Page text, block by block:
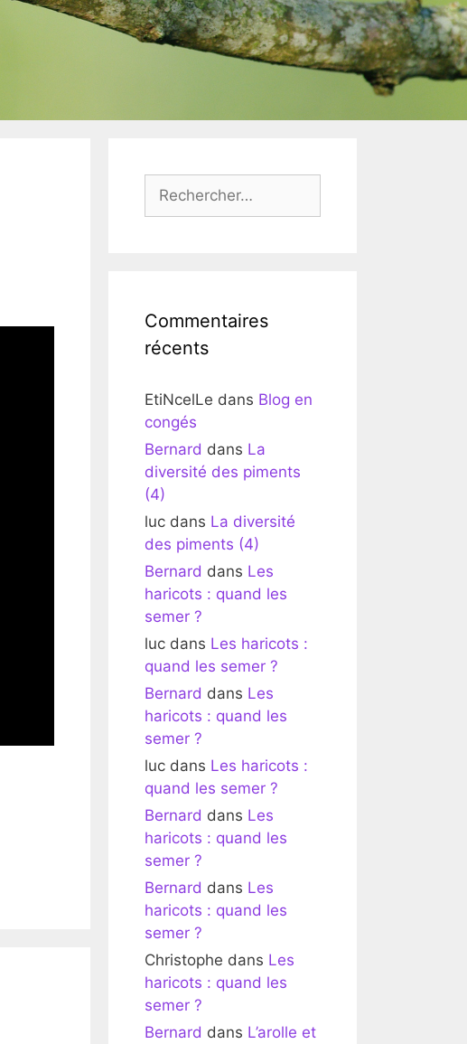
Commentaires
récents
EtiNcelLe dans Blog en
congés
Bernard dans La
diversité des piments
(4)
luc dans La diversité
des piments (4)
Bernard dans Les
haricots : quand les
semer ?
luc dans Les haricots :
quand les semer ?
Bernard dans Les
haricots : quand les
semer ?
luc dans Les haricots :
quand les semer ?
Bernard dans Les
haricots : quand les
semer ?
Bernard dans Les
haricots : quand les
semer ?
Christophe dans Les
haricots : quand les
semer ?
Bernard dans L’arolle et